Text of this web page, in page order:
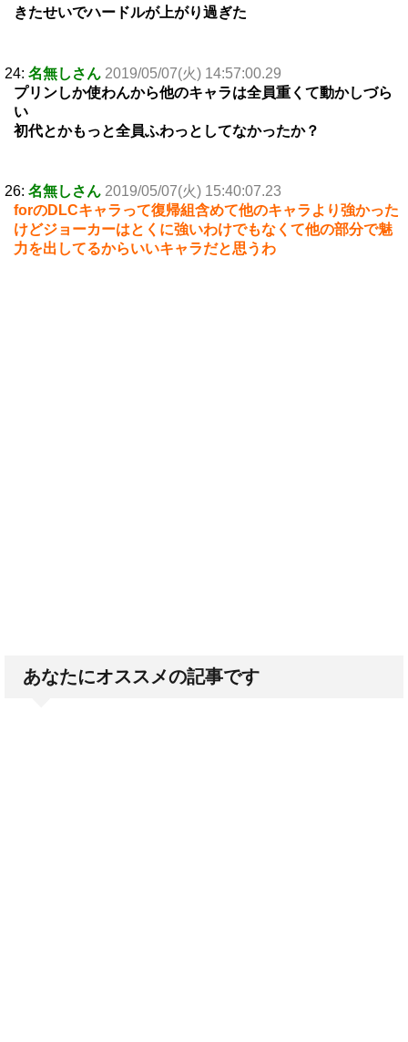
きたせいでハードルが上がり過ぎた
24: 名無しさん 2019/05/07(火) 14:57:00.29
プリンしか使わんから他のキャラは全員重くて動かしづら
い
初代とかもっと全員ふわっとしてなかったか？
26: 名無しさん 2019/05/07(火) 15:40:07.23
forのDLCキャラって復帰組含めて他のキャラより強かった
けどジョーカーはとくに強いわけでもなくて他の部分で魅
力を出してるからいいキャラだと思うわ
あなたにオススメの記事です